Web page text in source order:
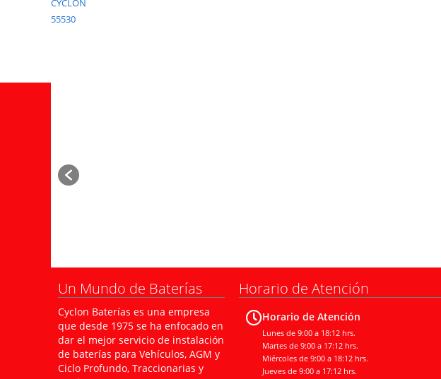
Un Mundo de Baterías
Cyclon Baterías es una empresa
que desde 1975 se ha enfocado en
dar el mejor servicio de instalación
de baterías para Vehículos, AGM y
Ciclo Profundo, Traccionarias y
Horario de Atención
Horario de Atención
Lunes de 9:00 a 18:12 hrs.
Martes de 9:00 a 17:12 hrs.
Miércoles de 9:00 a 18:12 hrs.
Jueves de 9:00 a 17:12 hrs.